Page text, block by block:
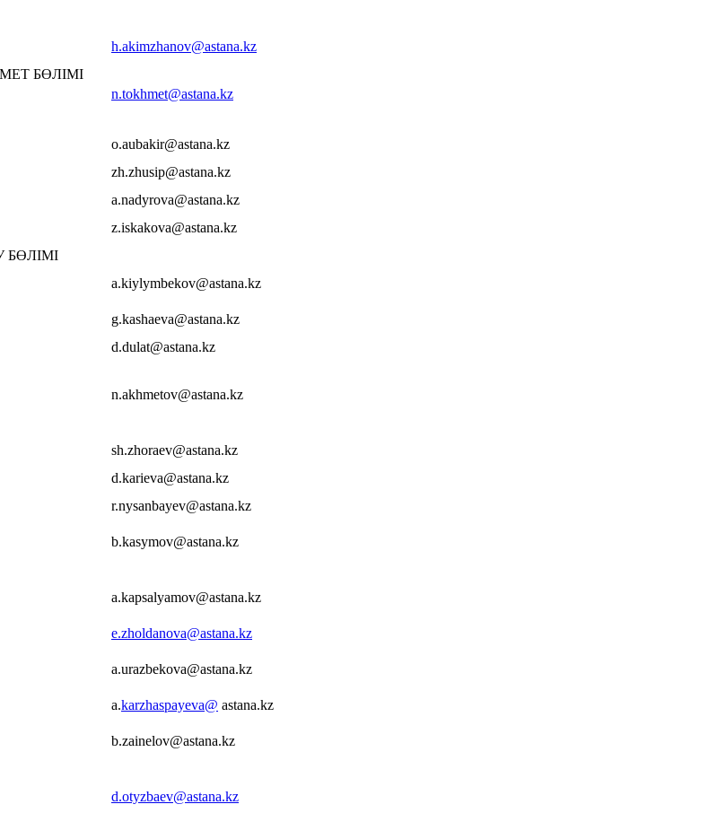
h.akimzhanov@astana.kz
БӨЛІМІ
n.tokhmet@astana.kz
o.aubakir@astana.kz
zh.zhusip@astana.kz
a.nadyrova@astana.kz
z.iskakova@astana.kz
БӨЛІМІ
a.kiylymbekov@astana.kz
g.kashaeva@astana.kz
d.dulat@astana.kz
n.akhmetov@astana.kz
sh.zhoraev@astana.kz
d.karieva@astana.kz
r.nysanbayev@astana.kz
b.kasymov@astana.kz
a.kapsalyamov@astana.kz
e.zholdanova@astana.kz
a.urazbekova@astana.kz
a.karzhaspayeva@ astana.kz
b.zainelov@astana.kz
d.otyzbaev@astana.kz